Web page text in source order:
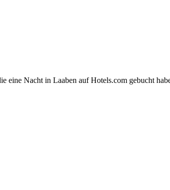
Nacht in Laaben auf Hotels.com gebucht